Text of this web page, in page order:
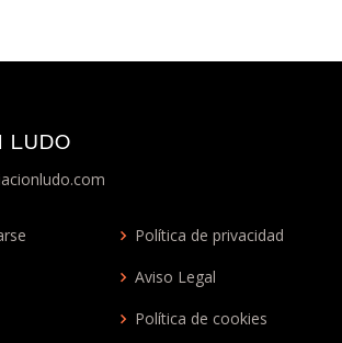
LUDO
Política de privacidad
Aviso Legal
Política de cookies